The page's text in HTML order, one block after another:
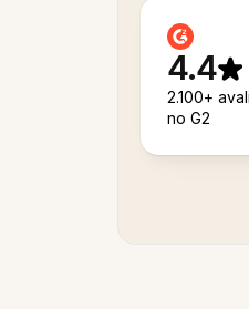
4.4
2.100+
no G2